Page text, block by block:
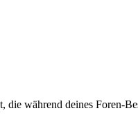
während deines Foren-